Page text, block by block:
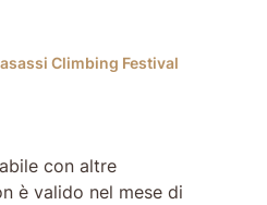
Climbing Festival
con altre
è valido nel mese di